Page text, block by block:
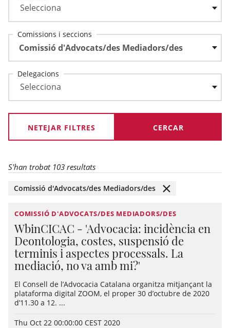
Comissions i seccions
Comissió d'Advocats/des Mediadors/des
Delegacions
NETEJAR FILTRES
S'han trobat 103 resultats
Comissió d'Advocats/des Mediadors/des
COMISSIÓ D'ADVOCATS/DES MEDIADORS/DES
WbinCICAC - 'Advocacia: incidència en
Deontologia, costes, suspensió de
terminis i aspectes processals. La
mediació, no va amb mi?'
El Consell de l’Advocacia Catalana organitza mitjançant la
plataforma digital ZOOM, el proper 30 d’octubre de 2020
d’11.30 a 12. ...
Thu Oct 22 00:00:00 CEST 2020